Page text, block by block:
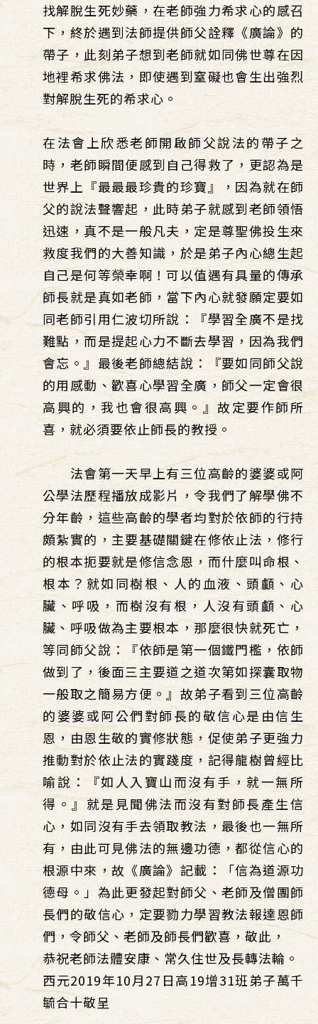
找解脫生死妙藥，在老師強力希求心的感召
下，終於遇到法師提供師父詮釋《廣論》的
帶子，此刻弟子想到老師就如同佛世尊在因
地裡希求佛法，即使遇到窒礙也會生出強烈
對解脫生死的希求心。
在法會上欣悉老師開啟師父說法的帶子之
時，老師瞬間便感到自己得救了，更認為是
世界上『最最最珍貴的珍寶』，因為就在師
父的說法聲響起，此時弟子就感到老師領悟
迅速，真不是一般凡夫，定是尊聖佛投生來
救度我們的大善知識，於是弟子內心總生起
自己是何等榮幸啊！可以值遇有具量的傳承
師長就是真如老師，當下內心就發願定要如
同老師引用仁波切所說：『學習全廣不是找
難點，而是提起心力不斷去學習，因為我們
會忘。』最後老師總結說：『要如同師父說
的用感動、歡喜心學習全廣，師父一定會很
高興的，我也會很高興。』故定要作師所
喜，就必須要依止師長的教授。
法會第一天早上有三位高齡的婆婆或阿
公學法歷程播放成影片，令我們了解學佛不
分年齡，這些高齡的學者均對於依師的行持
頗紮實的，主要基礎關鍵在修依止法，修行
的根本扼要就是修信念恩，而什麼叫命根、
根本？就如同樹根、人的血液、頭顱、心
臟、呼吸，而樹沒有根，人沒有頭顱、心
臟、呼吸做為主要根本，那麼很快就死亡，
等同師父說：『依師是第一個鐵門檻，依師
做到了，後面三主要道之道次第如探囊取物
一般取之簡易方便。』故弟子看到三位高齡
的婆婆或阿公們對師長的敬信心是由信生
恩，由恩生敬的實修狀態，促使弟子更強力
推動對於依止法的實踐度，記得龍樹曾經比
喻說：『如人入寶山而沒有手，就一無所
得。』就是見聞佛法而沒有對師長產生信
心，如同沒有手去領取教法，最後也一無所
有，由此可見佛法的無邊功德，都從信心的
根源中來，故《廣論》記載：「信為道源功
德母。」為此更發起對師父、老師及僧團師
長們的敬信心，定要勠力學習教法報達恩師
們，令師父、老師及師長們歡喜，敬此，
恭祝老師法體安康、常久住世及長轉法輪。
西元2019年10月27日高19增31班弟子萬千
毓合十敬呈